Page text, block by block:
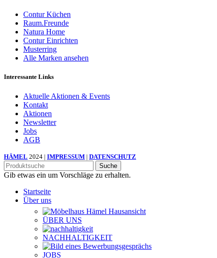
Contur Küchen
Raum.Freunde
Natura Home
Contur Einrichten
Musterring
Alle Marken ansehen
Interessante Links
Aktuelle Aktionen & Events
Kontakt
Aktionen
Newsletter
Jobs
AGB
HÄMEL 2024 | IMPRESSUM | DATENSCHUTZ
Suche
Gib etwas ein um Vorschläge zu erhalten.
Startseite
Über uns
ÜBER UNS
NACHHALTIGKEIT
JOBS